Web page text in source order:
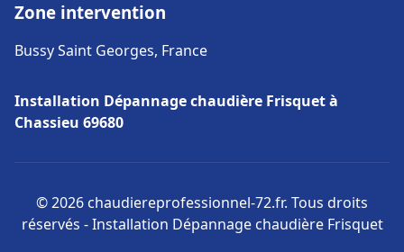
Zone intervention
Bussy Saint Georges, France
Installation Dépannage chaudière Frisquet à
Chassieu 69680
© 2026 chaudiereprofessionnel-72.fr. Tous droits
réservés - Installation Dépannage chaudière Frisquet